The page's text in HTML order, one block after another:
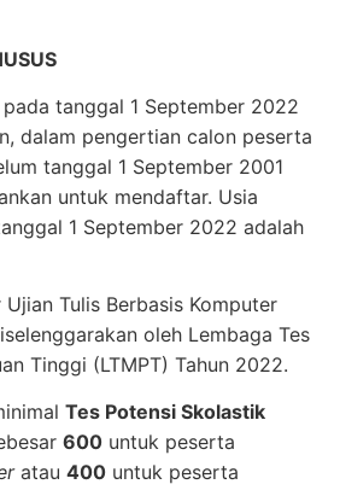
tanggal 1 September 2022
dalam pengertian calon peserta
tanggal 1 September 2001
untuk mendaftar. Usia
1 September 2022 adalah
Tulis Berbasis Komputer
oleh Lembaga Tes
Tinggi (LTMPT) Tahun 2022.
Tes Potensi Skolastik
600 untuk peserta
atau 400 untuk peserta